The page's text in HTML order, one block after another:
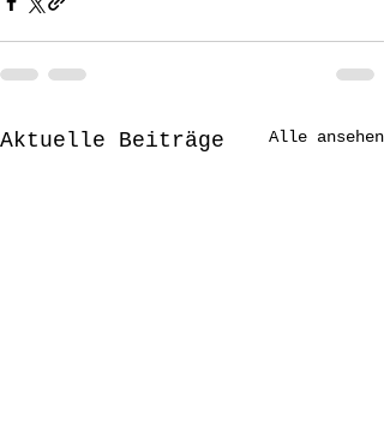
Aktuelle Beiträge Alle ansehen